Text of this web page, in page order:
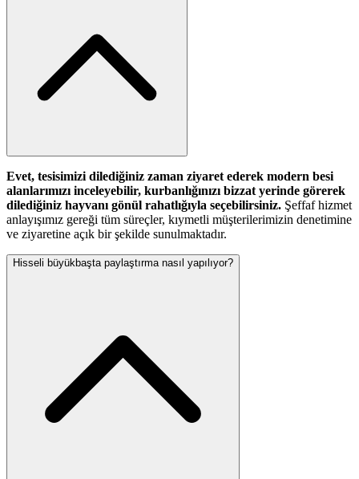
Evet, tesisimizi dilediğiniz zaman ziyaret ederek modern besi
alanlarımızı inceleyebilir, kurbanlığınızı bizzat yerinde görerek
dilediğiniz hayvanı gönül rahatlığıyla seçebilirsiniz. Şeffaf hizmet
anlayışımız gereği tüm süreçler, kıymetli müşterilerimizin denetimine
ve ziyaretine açık bir şekilde sunulmaktadır.
Hisseli büyükbaşta paylaştırma nasıl yapılıyor?